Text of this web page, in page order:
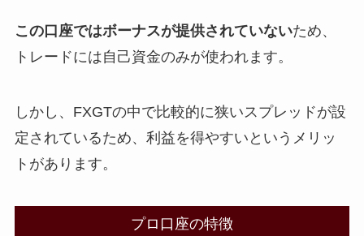
この口座ではボーナスが提供されていないため、
トレードには自己資金のみが使われます。
しかし、FXGTの中で比較的に狭いスプレッドが設
定されているため、利益を得やすいというメリッ
トがあります。
プロ口座の特徴